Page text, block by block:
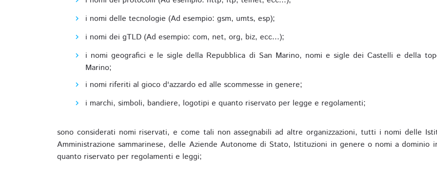
i nomi delle tecnologie (Ad esempio: gsm, umts, esp);
i nomi dei gTLD (Ad esempio: com, net, org, biz, ecc...);
i nomi geografici e le sigle della Repubblica di San Marino, nomi e sigle dei Castelli e della
Marino;
i nomi riferiti al gioco d'azzardo ed alle scommesse in genere;
i marchi, simboli, bandiere, logotipi e quanto riservato per legge e regolamenti;
sono considerati nomi riservati, e come tali non assegnabili ad altre organizzazioni, tutti i nomi delle
Amministrazione sammarinese, delle Aziende Autonome di Stato, Istituzioni in genere o nomi a dominio
quanto riservato per regolamenti e leggi;